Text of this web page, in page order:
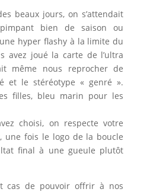
beaux jours, on s’attendait
bien de saison ou
hyper flashy à la limite du
avez joué la carte de l’ultra
même nous reprocher de
et le stéréotype « genré ».
filles, bleu marin pour les
choisi, on respecte votre
une fois le logo de la boucle
final à une gueule plutôt
cas de pouvoir offrir à nos